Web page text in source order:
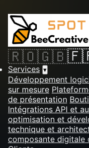
🇷🇴🇬🇧
Services ▾
Développement
sur mesure
de présentation
Intégrations API et
optimisation et
technique et
composante digitale